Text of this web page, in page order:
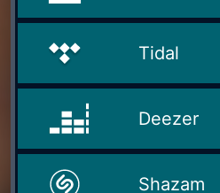
Tidal
Deezer
Shazam